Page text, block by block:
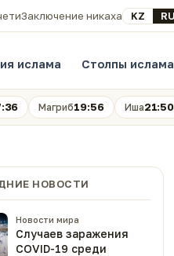
Заключение никахаВыберите
KZ RU
ислама Столпы ислама
Магриб19:56 Иша21:50
НОВОСТИ
Новости мира
Случаев заражения
COVID-19 среди